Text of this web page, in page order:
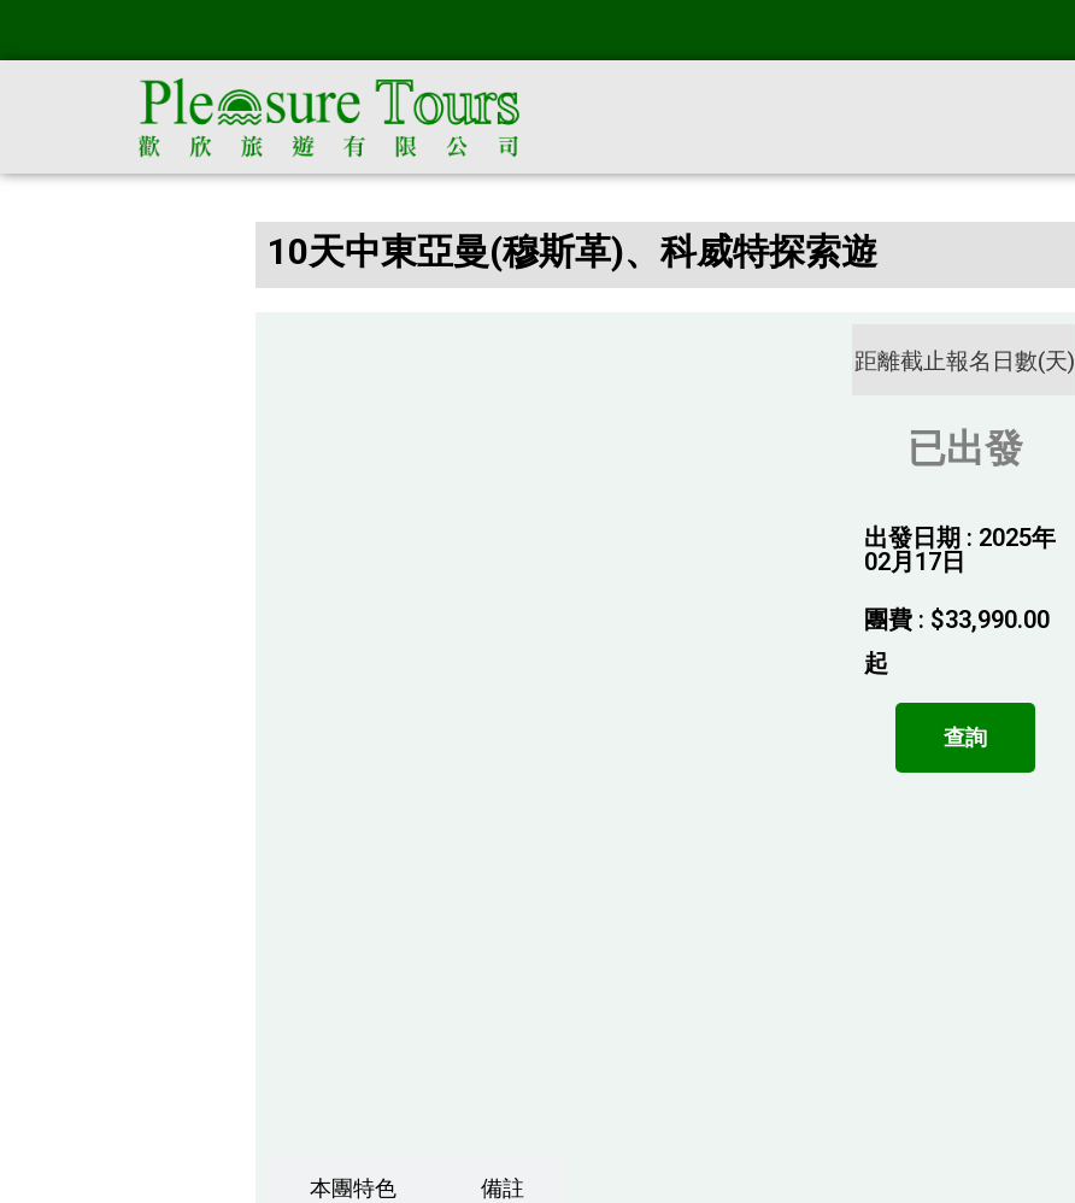
10天中東亞曼(穆斯革)、科威特探索遊
距離截止報名日數(天)
已出發
出發日期 : 2025年
02月17日
團費 : $33,990.00
起
查詢
本團特色 備註